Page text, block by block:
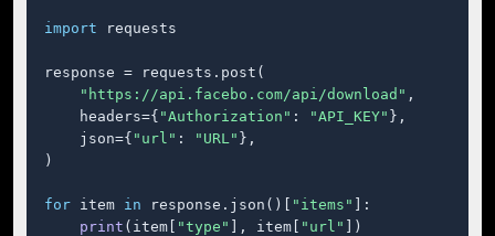
import requests
response = requests.post(
"https://api.facebo.com/api/download" ,
    headers={
"Authorization" : "API_KEY" },
    json={
"url" : "URL" },
)
for item in response.json()[ "items"
]:
print (item[ "type" ], item[ "url" ])